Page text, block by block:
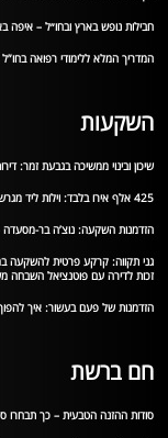
חבילות נופש בארץ ובחו״ל – איפה
המדריך המלא ללימודי רפואה בחו”ל 2026: כך תהפכו לרופאים במסלול הבטוח ביותר
השקעות
שיכון ובינוי ממשיכה בגבעת זמר: דירות 5 חדרים החל מ־2.99 מיליון ₪ בשכונת הבוטיק של
425 אלף אירו בלבד: וילות ליד מגרש הגולף בפאפוס עם הסכם שכירות ל־10 שנים
הזדמנות השקעה: נוצ’ה בר-מסעדה
זכות לדירה עם פוטנציאל השבחה
הזדמנות של פעם בעשור: איך להפוך השקעה קטנה
חם ברשת
סודות ההזנה הטבעית – כך תבחרו